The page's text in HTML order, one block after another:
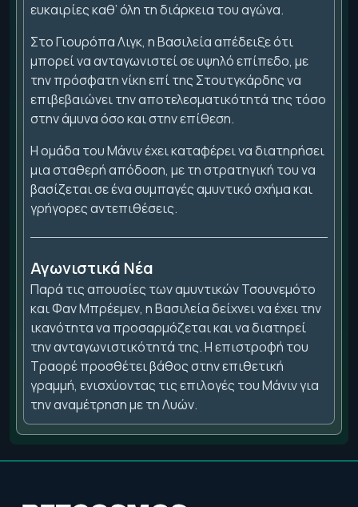
ευκαιρίες καθ’ όλη τη διάρκεια του αγώνα.
Στο Γιουρόπα Λιγκ, η Βασιλεία απέδειξε ότι
μπορεί να ανταγωνιστεί σε υψηλό επίπεδο, με
την πρόσφατη νίκη επί της Στουτγκάρδης να
επιβεβαιώνει την αποτελεσματικότητά της τόσο
στην άμυνα όσο και στην επίθεση.
Η ομάδα του Μάνιν έχει καταφέρει να διατηρήσει
μια σταθερή απόδοση, με τη στρατηγική του να
βασίζεται σε ένα συμπαγές αμυντικό σχήμα και
γρήγορες αντεπιθέσεις.
Αγωνιστικά Νέα
Παρά τις απουσίες των αμυντικών Τσουνεμότο
και Φαν Μπρέεμεν, η Βασιλεία δείχνει να έχει την
ικανότητα να προσαρμόζεται και να διατηρεί
την ανταγωνιστικότητά της. Η επιστροφή του
Τραορέ προσθέτει βάθος στην επιθετική
γραμμή, ενισχύοντας τις επιλογές του Μάνιν για
την αναμέτρηση με τη Λυών.